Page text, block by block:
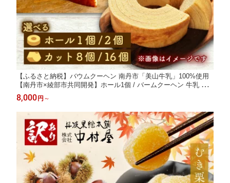
【ふるさと納税】バウムクーヘン 南丹市「美山牛乳」100%使用
【南丹市×綾部市共同開発】ホール1個 / バームクーヘン 牛乳 ギ
フト 綾部市 / ワークショップサクラティエ［BSBO007］
8,000円 ～